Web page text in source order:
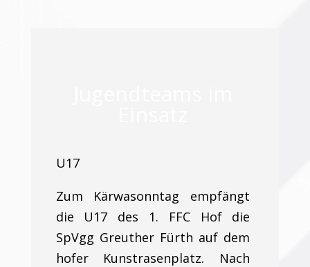
U17
Zum Kärwasonntag empfängt
die U17 des 1. FFC Hof die
SpVgg Greuther Fürth auf dem
hofer Kunstrasenplatz. Nach